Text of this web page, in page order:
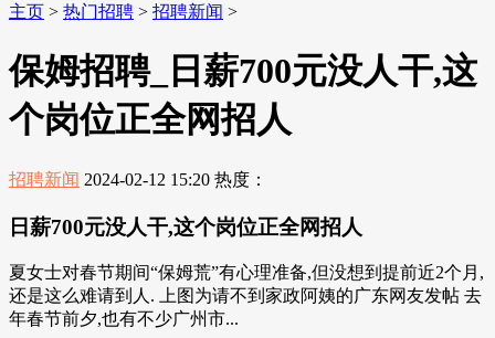
主页 > 热门招聘 > 招聘新闻 >
保姆招聘_日薪700元没人干,这
个岗位正全网招人
招聘新闻 2024-02-12 15:20 热度：
日薪700元没人干,这个岗位正全网招人
夏女士对春节期间“保姆荒”有心理准备,但没想到提前近2个月,
还是这么难请到人. 上图为请不到家政阿姨的广东网友发帖 去
年春节前夕,也有不少广州市...